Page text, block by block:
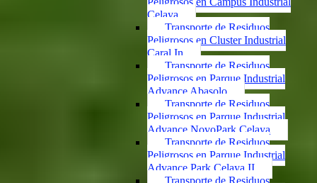
Celaya
Transporte de Residuos
Peligrosos en Cluster Industrial
Caral In
Transporte de Residuos
Peligrosos en Parque Industrial
Advance Abasolo
Transporte de Residuos
Peligrosos en Parque Industrial
Advance NovoPark Celaya
Transporte de Residuos
Peligrosos en Parque Industrial
Advance Park Celaya II
Transporte de Residuos